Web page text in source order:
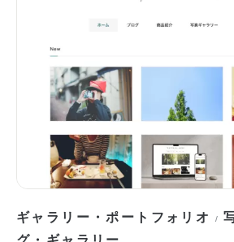
ギャラリー・ポートフォリオ /